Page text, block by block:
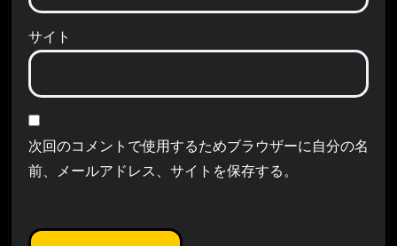
サイト
次回のコメントで使用するためブラウザーに自分の名
前、メールアドレス、サイトを保存する。